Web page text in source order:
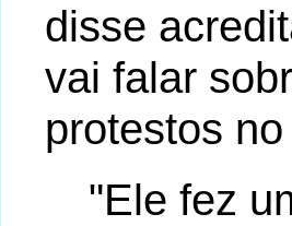
disse
vai falar
protestos
"Ele fez